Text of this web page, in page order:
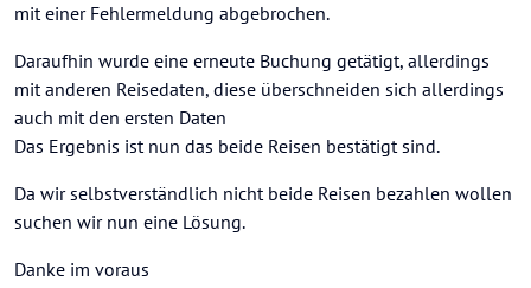
mit einer Fehlermeldung abgebrochen.
Daraufhin wurde eine erneute Buchung getätigt, allerdings
mit anderen Reisedaten, diese überschneiden sich allerdings
auch mit den ersten Daten
Das Ergebnis ist nun das beide Reisen bestätigt sind.
Da wir selbstverständlich nicht beide Reisen bezahlen wollen
suchen wir nun eine Lösung.
Danke im voraus